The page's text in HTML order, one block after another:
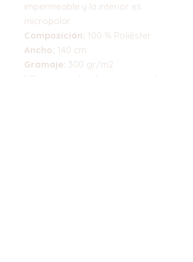
impermeable y la interior es
micropolar.
Composición: 100 % Poliéster
Ancho: 140 cm
Gramaje: 300 gr/m2
* El precio indicado corresponde